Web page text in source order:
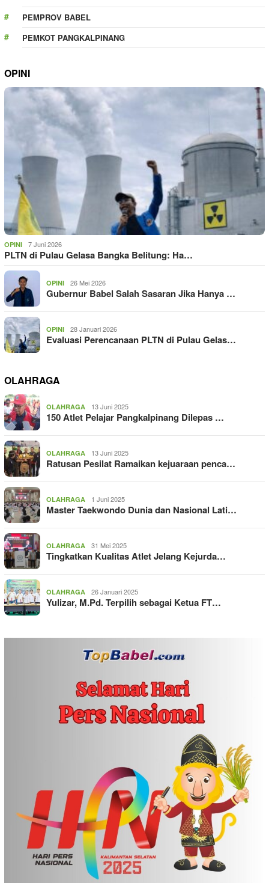
PEMPROV BABEL
PEMKOT PANGKALPINANG
OPINI
OPINI 7 Juni 2026
PLTN di Pulau Gelasa Bangka Belitung: Ha…
OPINI 26 Mei 2026
Gubernur Babel Salah Sasaran Jika Hanya …
OPINI 28 Januari 2026
Evaluasi Perencanaan PLTN di Pulau Gelas…
OLAHRAGA
OLAHRAGA 13 Juni 2025
150 Atlet Pelajar Pangkalpinang Dilepas …
OLAHRAGA 13 Juni 2025
Ratusan Pesilat Ramaikan kejuaraan penca…
OLAHRAGA 1 Juni 2025
Master Taekwondo Dunia dan Nasional Lati…
OLAHRAGA 31 Mei 2025
Tingkatkan Kualitas Atlet Jelang Kejurda…
OLAHRAGA 26 Januari 2025
Yulizar, M.Pd. Terpilih sebagai Ketua FT…